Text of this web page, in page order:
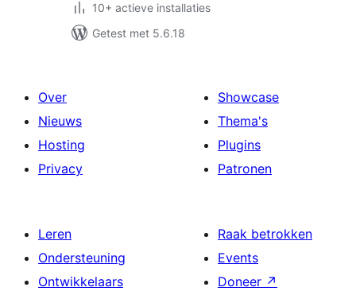
10+ actieve installaties
Getest met 5.6.18
Over
Nieuws
Hosting
Privacy
Showcase
Thema's
Plugins
Patronen
Leren
Ondersteuning
Ontwikkelaars
Raak betrokken
Events
Doneer ↗